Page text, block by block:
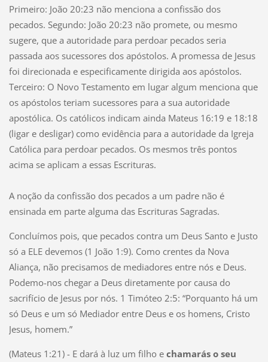
Primeiro: João 20:23 não menciona a confissão dos
pecados. Segundo: João 20:23 não promete, ou mesmo
sugere, que a autoridade para perdoar pecados seria
passada aos sucessores dos apóstolos. A promessa de Jesus
foi direcionada e especificamente dirigida aos apóstolos.
Terceiro: O Novo Testamento em lugar algum menciona que
os apóstolos teriam sucessores para a sua autoridade
apostólica. Os católicos indicam ainda Mateus 16:19 e 18:18
(ligar e desligar) como evidência para a autoridade da Igreja
Católica para perdoar pecados. Os mesmos três pontos
acima se aplicam a essas Escrituras.
A noção da confissão dos pecados a um padre não é
ensinada em parte alguma das Escrituras Sagradas.
Concluímos pois, que pecados contra um Deus Santo e Justo
só a ELE devemos (1 João 1:9). Como crentes da Nova
Aliança, não precisamos de mediadores entre nós e Deus.
Podemo-nos chegar a Deus diretamente por causa do
sacrifício de Jesus por nós. 1 Timóteo 2:5: “Porquanto há um
só Deus e um só Mediador entre Deus e os homens, Cristo
Jesus, homem.”
(Mateus 1:21) - E dará à luz um filho echamarás o seu